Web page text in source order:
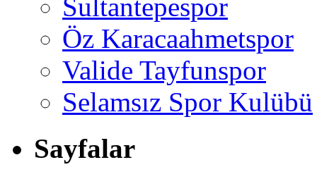
Sultantepespor
Öz Karacaahmetspor
Valide Tayfunspor
Selamsız Spor Kulübü
Sayfalar